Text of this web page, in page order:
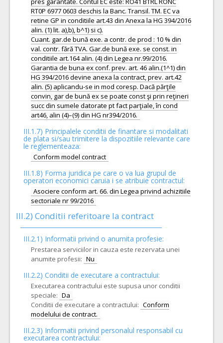
RT0P 6977 0603 deschis la Banc. Transil. TM. EC va
retine GP in conditiile art.43 din Anexa la HG 394/2016
alin. (1) lit. a),b), b^1) si c).
Cuant. gar.de bună exe. a contr. de prod : 10 % din
val. contr. fără TVA. Gar.de bună exe. se const. in
conditiile art.164 alin. (4) din Legea nr.99/2016.
Garantia de buna ex conf. prev. art. 46 alin.(1^1) din
HG 394/2016 devine anexa la contract, prev. art.42
alin. (5) aplicandu-se in mod coresp. Dacă părţile
convin, gar de bună ex se poate const şi prin reţineri
succ din sumele datorate pt fact parţiale, în cond
III.1.7) Principalele conditii de finantare si modalitati
de plata si/sau trimitere la dispozitiile relevante care
le reglementeaza:
Conform model contract
III.1.8) Forma juridica pe care o va lua grupul de
operatori economici caruia i se atribuie contractul:
Asociere conform art. 66. din Legea privind achizitiile
sectoriale nr 99/2016
III.2) Conditii referitoare la contract
III.2.1) Informatii privind o anumita profesie:
Prestarea serviciilor in cauza este rezervata unei
anumite profesii: Nu
III.2.2) Conditii de executare a contractului:
Executarea contractului este supusa unor conditii
speciale: Da
Conditii de executare a contractului: Conform
modelului de contract.
III.2.3) Informatii privind personalul responsabil cu
executarea contractului: